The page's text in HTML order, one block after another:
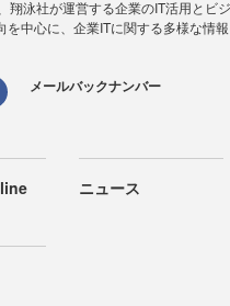
翔泳社が運営する企業のIT活用と
中心に、企業ITに関する多様な情報
メールバックナンバー
ニュース